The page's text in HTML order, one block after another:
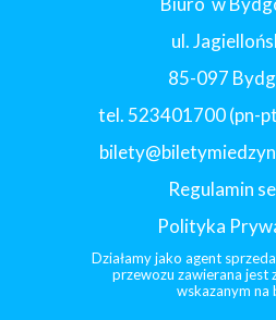
ul.
85-097
tel. 523401700 (pn-
Regulamin
Polityka
Działamy jako agent
przewozu zawierana jest
wskazanym na